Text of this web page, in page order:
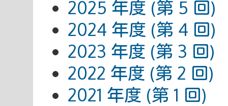
2025 年度 (第 5 回)
2024 年度 (第 4 回)
2023 年度 (第 3 回)
2022 年度 (第 2 回)
2021 年度 (第 1 回)